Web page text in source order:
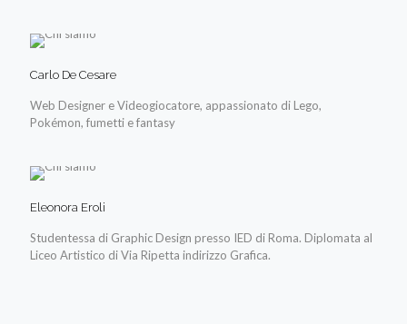
Carlo De Cesare
Web Designer e Videogiocatore, appassionato di Lego,
Pokémon, fumetti e fantasy
Eleonora Eroli
Studentessa di Graphic Design presso IED di Roma. Diplomata al
Liceo Artistico di Via Ripetta indirizzo Grafica.